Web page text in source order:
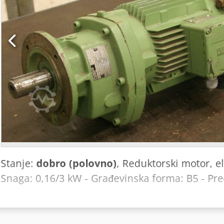
Stanje: dobro (polovno), Reduktorski motor,
Snaga: 0,16/3 kW - Građevinska forma: B5 -